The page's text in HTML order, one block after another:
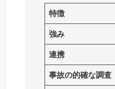
特徴
強み
連携
事故の的確な調査